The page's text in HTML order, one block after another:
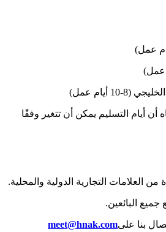
10 أيام عمل)
أن أيام التسليم يمكن أن تتغير وفقًا
العلامات التجارية الدولية والمحلية.
جميع البائعين.
بنا علىmeet@hnak.com